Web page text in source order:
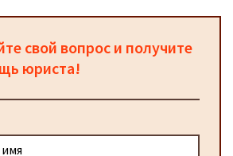
свой вопрос и получите
юриста!